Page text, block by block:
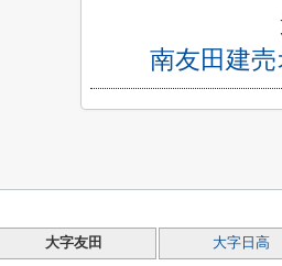
南友田建
大字友田 大字日高